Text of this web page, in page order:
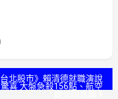
台北股市》賴清德就職演說
喜 大盤急殺156點、航空